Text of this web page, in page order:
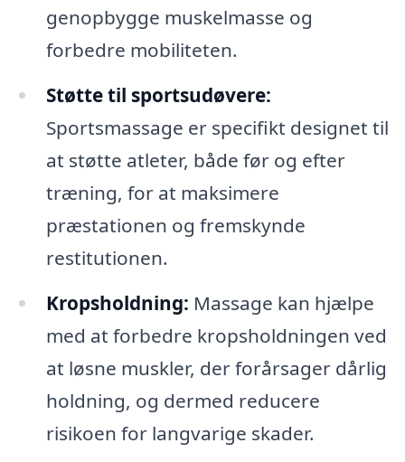
genopbygge muskelmasse og
forbedre mobiliteten.
Støtte til sportsudøvere:
Sportsmassage er specifikt designet til
at støtte atleter, både før og efter
træning, for at maksimere
præstationen og fremskynde
restitutionen.
Kropsholdning: Massage kan hjælpe
med at forbedre kropsholdningen ved
at løsne muskler, der forårsager dårlig
holdning, og dermed reducere
risikoen for langvarige skader.